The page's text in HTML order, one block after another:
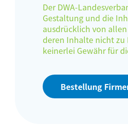
Der DWA-
Gestaltung und die
ausdrücklich von
deren Inhalte nicht zu
keinerlei Gewähr für
Bestellung